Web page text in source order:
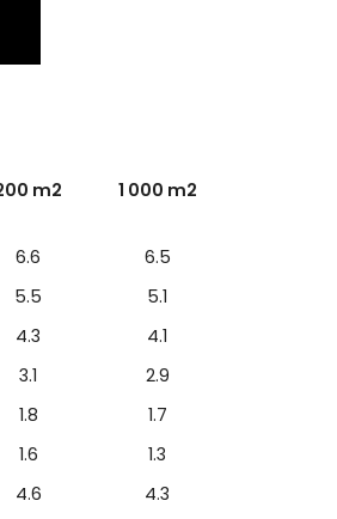
m2 1 000 m2
6.6
6.5
5.5
5.1
4.3
4.1
3.1
2.9
1.8
1.7
1.6
1.3
4.6
4.3